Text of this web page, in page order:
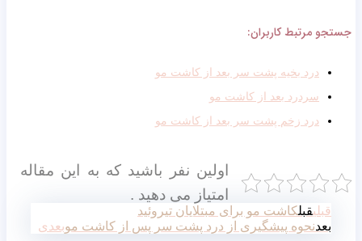
جستجو مرتبط کاربران:
درد بخیه پشت سر بعد از کاشت مو
سردرد بعد از کاشت مو
درد زخم پشت سر بعد از کاشت مو
اولین نفر باشید که به این مقاله
امتیاز می دهید .
قبلیقبلکاشت مو برای مبتلایان تیروئید
بعدنحوه پیشگیری از درد پشت سر پس از کاشت موبعدی